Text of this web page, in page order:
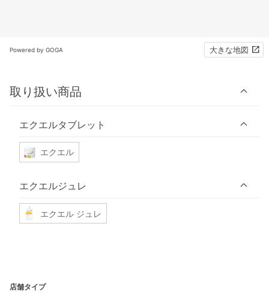
Powered by GOGA 大きな地図
取り扱い商品
エクエルタブレット
エクエル
エクエルジュレ
エクエル ジュレ
店舗タイプ